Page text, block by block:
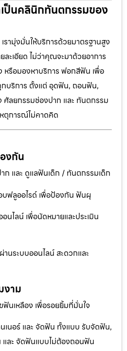
เป็นคลินิกทันตกรรมของ
รามุ่งมั่นให้บริการด้วยมาตรฐานสูง
ยละเอียด ไม่ว่าคุณจะมาด้วยอาการ
รือมองหาบริการ ฟอกสีฟัน เพื่อ
กบริการ ตั้งแต่ อุดฟัน, ถอนฟัน,
ลยกรรมช่องปาก และ ทันตกรรม
ตุการณ์ไม่คาดคิด
งกัน
ก และ ดูแลฟันเด็ก / ทันตกรรมเด็ก
บฟลูออไรด์ เพื่อป้องกัน ฟันผุ
ไลน์ เพื่อนัดหมายและประเมิน
นระบบออนไลน์ สะดวกและ
งาม
นเหลือง เพื่อรอยยิ้มที่มั่นใจ
เนอร์ และ จัดฟัน ทั้งแบบ รับจัดฟัน,
ละ จัดฟันแบบไม่ต้องถอนฟัน